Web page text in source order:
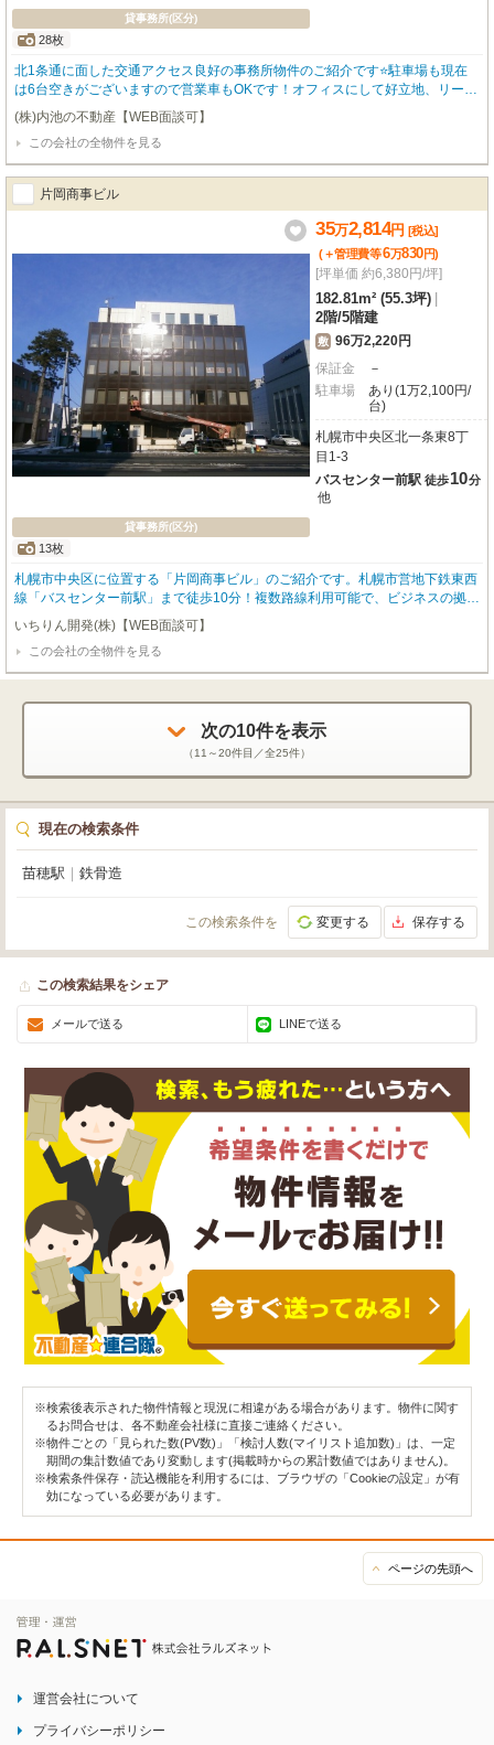
貸事務所(区分)
28枚
北1条通に面した交通アクセス良好の事務所物件のご紹介です⭐駐車場も現在
は6台空きがございますので営業車もOKです！オフィスにして好立地、リーズ
ナブル家賃ですの早い者勝ちです！早期に決まる可能性がございますのでお早
めにお問合せくださいませ⭐ バスセンター前駅 JR苗穂駅 徒歩圏内ファクト
リー至近！ 人気エリアに付き問合せが多い物件です。 物件が無くなる前にお
電話下さい！
(株)内池の不動産【WEB面談可】
この会社の全物件を見る
片岡商事ビル
貸事務所(区分)
13枚
35万2,814円 [税込]
(＋管理費等6万830円)
[坪単価 約6,380円/坪]
182.81m² (55.3坪)
2階/5階建
敷 96万2,220円
保証金
－
駐車場
あり(1万2,100円/
台)
札幌市中央区北一条東8丁
目1-3
バスセンター前駅 徒歩10分
他
札幌市中央区に位置する「片岡商事ビル」のご紹介です。札幌市営地下鉄東西
線「バスセンター前駅」まで徒歩10分！複数路線利用可能で、ビジネスの拠点
として優れたアクセスを誇ります。広々とした182.81㎡のゆとりの空間は、
様々な業種に対応可能です。エレベーター完備、セントラル空調で一年を通し
て快適なオフィス環境を提供します。24時間利用可能なので、貴社の多様なワ
ークスタイルにも柔軟に対応。さらに24時間セキュリティーで安心感を高めま
歩4分）やコンビニ、銀行、郵便局などが揃い、日々の業務やランチにも大変
便利です。駐車場もご用意しており、お車での通勤もスムーズ。初期費用を抑
えたい方にも嬉しい礼金ゼロ！ぜひこの機会に、快適なビジネス空間をご検討
いちりん開発(株)【WEB面談可】
この会社の全物件を見る
次の10件を表示
（11～20件目／全25件）
現在の検索条件
苗穂駅 鉄骨造
この検索条件を 変更する 保存する
この検索結果をシェア
メールで送る LINEで送る
※検索後表示された物件情報と現況に相違がある場合があります。物件に関す
るお問合せは、各不動産会社様に直接ご連絡ください。
※物件ごとの「見られた数(PV数)」「検討人数(マイリスト追加数)」は、一定
期間の集計数値であり変動します(掲載時からの累計数値ではありません)。
※検索条件保存・読込機能を利用するには、ブラウザの「Cookieの設定」が有
効になっている必要があります。
ページの先頭へ
運営会社について
プライバシーポリシー